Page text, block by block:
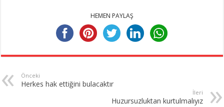
HEMEN PAYLAŞ
Önceki
Herkes hak ettiğini bulacaktır
İleri
Huzursuzluktan kurtulmalıyız